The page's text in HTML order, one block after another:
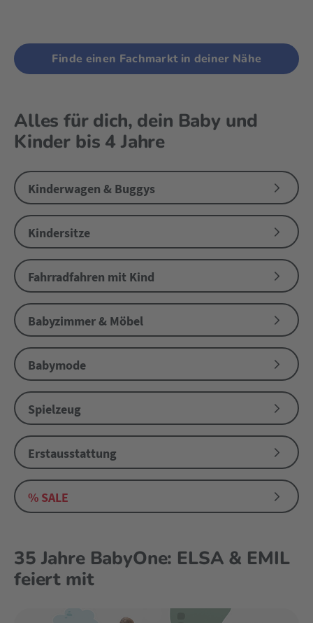
Finde einen Fachmarkt in deiner Nähe
Alles für dich, dein Baby und
Kinder bis 4 Jahre
Kinderwagen & Buggys
Kindersitze
Fahrradfahren mit Kind
Babyzimmer & Möbel
Babymode
Spielzeug
Erstausstattung
% SALE
35 Jahre BabyOne: ELSA & EMIL
feiert mit